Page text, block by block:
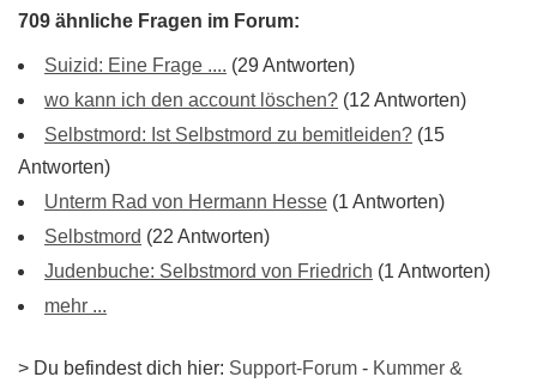
709 ähnliche Fragen im Forum:
Suizid: Eine Frage .... (29 Antworten)
wo kann ich den account löschen? (12 Antworten)
Selbstmord: Ist Selbstmord zu bemitleiden? (15
Antworten)
Unterm Rad von Hermann Hesse (1 Antworten)
Selbstmord (22 Antworten)
Judenbuche: Selbstmord von Friedrich (1 Antworten)
mehr ...
> Du befindest dich hier: Support-Forum - Kummer &